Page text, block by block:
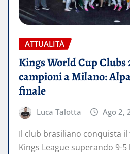
ATTUALITÀ
Kings World Cup Clubs
campioni a Milano:
finale
Luca Talotta Ago 2,
Il club brasiliano conquista
Kings League superando 9-